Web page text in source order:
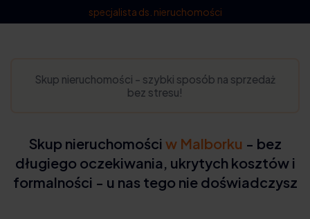
specjalista ds. nieruchomości
Skup nieruchomości w Malborku - bez
długiego oczekiwania, ukrytych kosztów i
formalności - u nas tego nie doświadczysz
Skup nieruchomości - szybki sposób na sprzedaż
bez stresu!